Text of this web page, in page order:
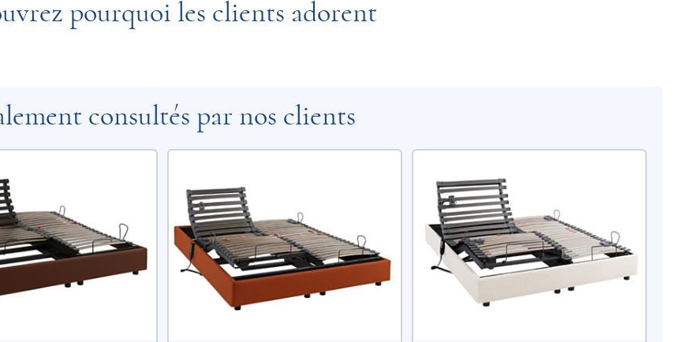
pourquoi les clients adorent
consultés par nos clients